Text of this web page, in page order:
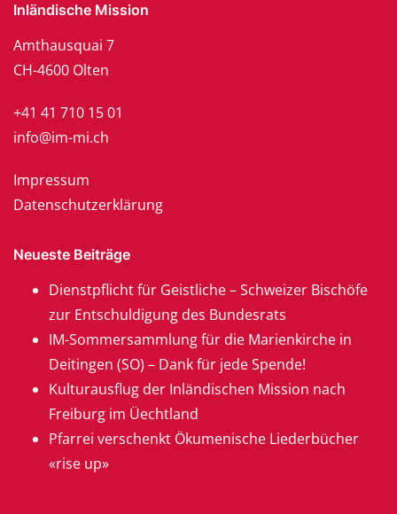
Inländische Mission
Amthausquai 7
CH-4600 Olten
+41 41 710 15 01
info@im-mi.ch
Impressum
Datenschutzerklärung
Neueste Beiträge
Dienstpflicht für Geistliche – Schweizer Bischöfe
zur Entschuldigung des Bundesrats
IM-Sommersammlung für die Marienkirche in
Deitingen (SO) – Dank für jede Spende!
Kulturausflug der Inländischen Mission nach
Freiburg im Üechtland
Pfarrei verschenkt Ökumenische Liederbücher
«rise up»